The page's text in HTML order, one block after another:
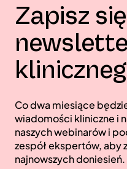
Zapisz
Co dwa miesiące
wiadomości kliniczne i
naszych webinarów i
zespół ekspertów,
najnowszych doniesień.